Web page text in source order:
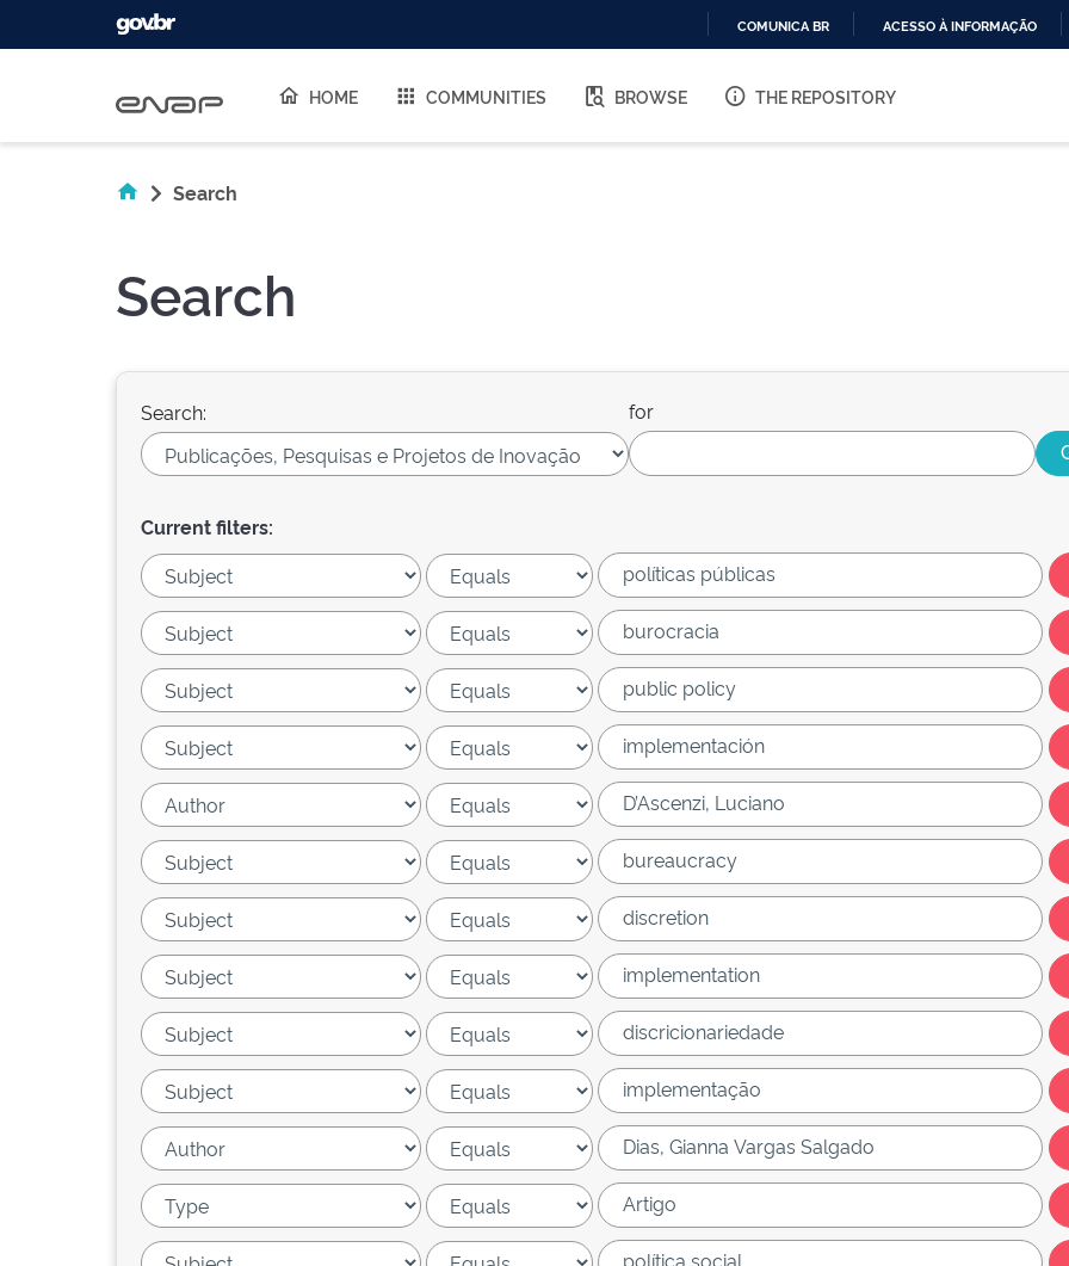
O
COMUNICA BR ACESSO À INFORMAÇÃO
HOME COMMUNITIES BROWSE THE REPOSITORY
Search
Search
Search: for
Current filters: